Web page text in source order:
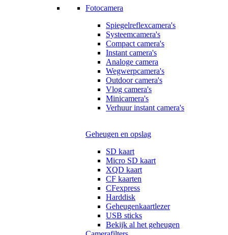
Fotocamera
Spiegelreflexcamera's
Systeemcamera's
Compact camera's
Instant camera's
Analoge camera
Wegwerpcamera's
Outdoor camera's
Vlog camera's
Minicamera's
Verhuur instant camera's
Geheugen en opslag
SD kaart
Micro SD kaart
XQD kaart
CF kaarten
CFexpress
Harddisk
Geheugenkaartlezer
USB sticks
Bekijk al het geheugen